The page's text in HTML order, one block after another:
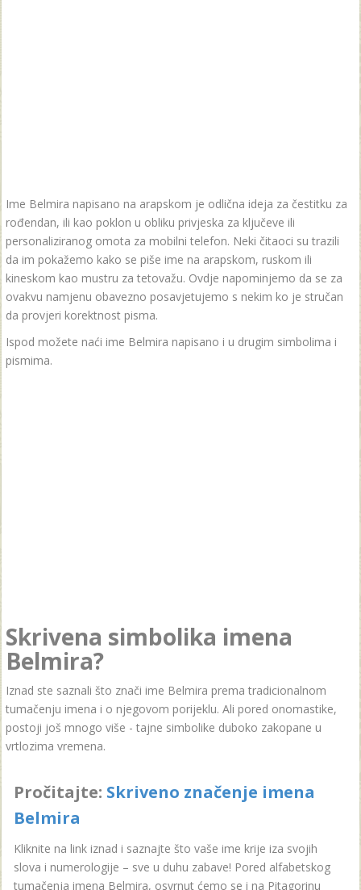
Ime Belmira napisano na arapskom je odlična ideja za čestitku za
rođendan, ili kao poklon u obliku privjeska za ključeve ili
personaliziranog omota za mobilni telefon. Neki čitaoci su trazili
da im pokažemo kako se piše ime na arapskom, ruskom ili
kineskom kao mustru za tetovažu. Ovdje napominjemo da se za
ovakvu namjenu obavezno posavjetujemo s nekim ko je stručan
da provjeri korektnost pisma.
Ispod možete naći ime Belmira napisano i u drugim simbolima i
pismima.
Skrivena simbolika imena
Belmira?
Iznad ste saznali što znači ime Belmira prema tradicionalnom
tumačenju imena i o njegovom porijeklu. Ali pored onomastike,
postoji još mnogo više - tajne simbolike duboko zakopane u
vrtlozima vremena.
Pročitajte: Skriveno značenje imena
Belmira
Kliknite na link iznad i saznajte što vaše ime krije iza svojih
slova i numerologije – sve u duhu zabave! Pored alfabetskog
tumačenja imena Belmira, osvrnut ćemo se i na Pitagorinu